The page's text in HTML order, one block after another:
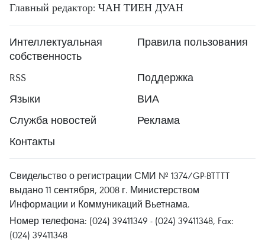
Главный редактор: ЧАН ТИЕН ДУАН
Интеллектуальная
собственность
Правила пользования
RSS
Поддержка
Языки
ВИА
Служба новостей
Реклама
Контакты
Свидельство о регистрации СМИ № 1374/GP-BTTTT
выдано 11 сентября, 2008 г. Министерством
Информации и Коммуникаций Вьетнама.
Номер телефона: (024) 39411349 - (024) 39411348, Fax:
(024) 39411348